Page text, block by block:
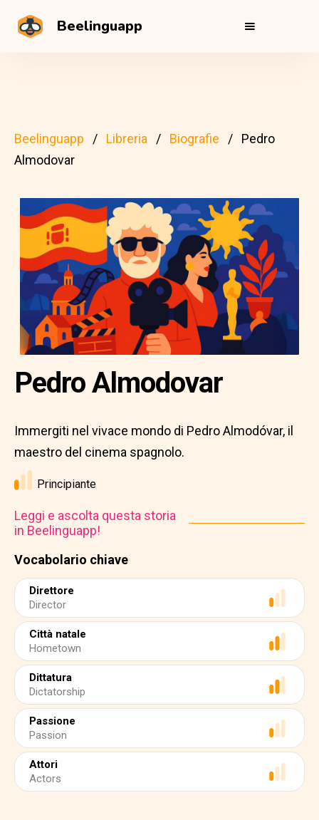
Beelinguapp
Beelinguapp Libreria Biografie
Pedro
Almodovar
Vocabolario chiave
Direttore
Director
Città natale
Hometown
Dittatura
Dictatorship
Passione
Passion
Attori
Actors
Pedro Almodovar
Immergiti nel vivace mondo di Pedro Almodóvar, il
maestro del cinema spagnolo.
Principiante
Leggi e ascolta questa storia
in Beelinguapp!